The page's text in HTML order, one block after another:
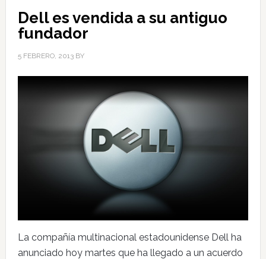
Dell es vendida a su antiguo
fundador
5 FEBRERO, 2013BY
La compañía multinacional estadounidense Dell ha
anunciado hoy martes que ha llegado a un acuerdo